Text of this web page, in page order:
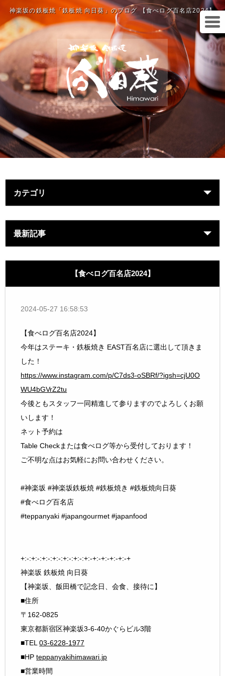
神楽坂の鉄板焼「鉄板焼 向日葵」のブログ 【食べログ百名店2024】
カテゴリ
最新記事
【食べログ百名店2024】
2024-05-27 16:58:53
【食べログ百名店2024】
今年はステーキ・鉄板焼き EAST百名店に選出して頂きま
した！
https://www.instagram.com/p/C7ds3-oSBRf/?igsh=cjU0O
WU4bGVrZ2tu
今後ともスタッフ一同精進して参りますのでよろしくお願
いします！
ネット予約は
Table Checkまたは食べログ等から受付しております！
ご不明な点はお気軽にお問い合わせください。
#神楽坂 #神楽坂鉄板焼 #鉄板焼き #鉄板焼向日葵
#食べログ百名店
#teppanyaki #japangourmet #japanfood
+:-:+:-:+:-:+:-:+:-:+:-:+:-+:-+:-+:-+:-+
神楽坂 鉄板焼 向日葵
【神楽坂、飯田橋で記念日、会食、接待に】
■住所
〒162-0825
東京都新宿区神楽坂3-6-40かぐらビル3階
■TEL03-6228-1977
■HPteppanyakihimawari.jp
■営業時間